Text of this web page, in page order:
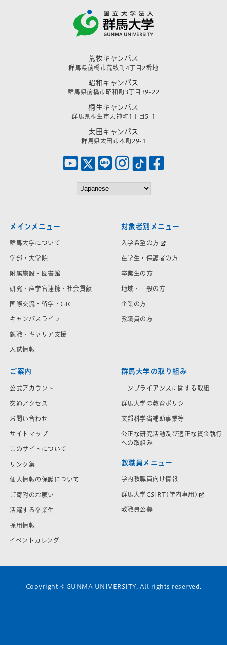
荒牧キャンパス
群馬県前橋市荒牧町4丁目2番地
昭和キャンパス
群馬県前橋市昭和町3丁目39-22
桐生キャンパス
群馬県桐生市天神町1丁目5-1
太田キャンパス
群馬県太田市本町29-1
メインメニュー
群馬大学について
学部・大学院
附属施設・図書館
研究・産学官連携・社会貢献
国際交流・留学・GIC
キャンパスライフ
就職・キャリア支援
入試情報
対象者別メニュー
入学希望の方
在学生・保護者の方
卒業生の方
地域・一般の方
企業の方
教職員の方
ご案内
公式アカウント
交通アクセス
お問い合わせ
サイトマップ
このサイトについて
リンク集
個人情報の保護について
ご寄附のお願い
活躍する卒業生
採用情報
イベントカレンダー
群馬大学の取り組み
コンプライアンスに関する取組
群馬大学の教育ポリシー
文部科学省補助事業等
公正な研究活動及び適正な資金執行
への取組み
教職員メニュー
学内教職員向け情報
群馬大学CSIRT(学内専用)
教職員公募
Copyright © GUNMA UNIVERSITY. All rights reserved.